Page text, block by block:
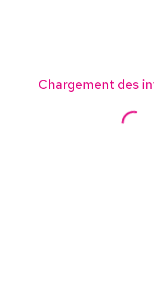
Chargement des